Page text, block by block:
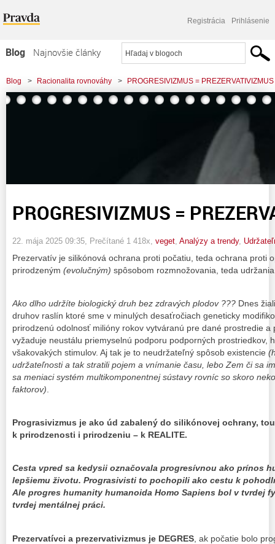
Registrácia Prihlásenie
Blog
Najnovšie články
Najčítanejšie články
Najkomentovanejšie články
Blog > Racionalita rovnováhy > PROGRESIVIZMUS = PREZERVATIVIZMUS
PROGRESIVIZMUS =
22. mája 2025 09:35 , Prečítané 1 418x, veget Analýzy a trendy,
Prezervatív je silikónová ochrana proti počatiu, teda ochrana proti
prirodzeným (evolučným) spôsobom rozmnožovania, teda
Ako dlho udržíte biologický druh bez zdravých plodov ??? Dnes
druhov raslín ktoré sme v minulých desaťročiach geneticky
prirodzenú odolnosť milióny rokov vytváranú pre dané prostredie a
vyžaduje neustálu priemyselnú podporu podporných prostriedkov,
všakovakých stimulov. Aj tak je to neudržateľný spôsob existencie
udržateľnosti a tak stratili pojem a vnímanie času, lebo Zem či sa
sa meniaci systém multikomponentnej sústavy rovníc so skoro
faktorov)
Prograsivizmus je ako úd zabalený do silikónovej ochrany,
k prirodzenosti i prirodzeniu – k REALITE.
Cesta vpred sa kedysii označovala progresívnou ako prínos
lepšiemu životu. Prograsivisti to pochopili ako cestu k
Ale progres humanity humanoida Homo Sapiens bol v tvrdej
tvrdej mentálnej práci.
Prezervatívci a prezervativizmus je DEGRES , ak počatie bolo